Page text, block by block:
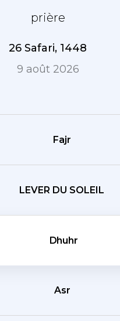
prière
26 Safari, 1448
9 août 2026
Fajr
LEVER DU SOLEIL
Dhuhr
Asr